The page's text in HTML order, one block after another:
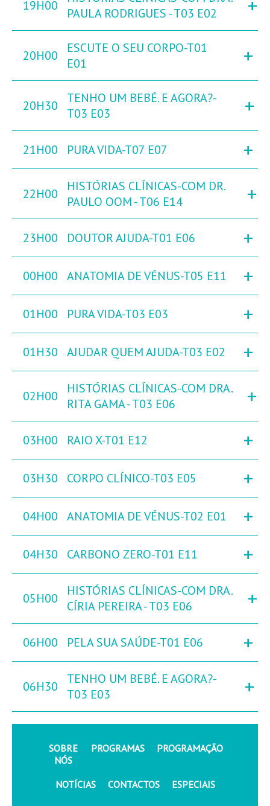
19H00
PAULA RODRIGUES - T03 E02
+
20H00
ESCUTE O SEU CORPO-T01
E01
+
20H30
TENHO UM BEBÉ. E AGORA?-
T03 E03
+
21H00 PURA VIDA-T07 E07 +
22H00
HISTÓRIAS CLÍNICAS-COM DR.
PAULO OOM - T06 E14
+
23H00 DOUTOR AJUDA-T01 E06 +
00H00 ANATOMIA DE VÉNUS-T05 E11 +
01H00 PURA VIDA-T03 E03 +
01H30 AJUDAR QUEM AJUDA-T03 E02 +
02H00
HISTÓRIAS CLÍNICAS-COM DRA.
RITA GAMA - T03 E06
+
03H00 RAIO X-T01 E12 +
03H30 CORPO CLÍNICO-T03 E05 +
04H00 ANATOMIA DE VÉNUS-T02 E01 +
04H30 CARBONO ZERO-T01 E11 +
05H00
HISTÓRIAS CLÍNICAS-COM DRA.
CÍRIA PEREIRA - T03 E06
+
06H00 PELA SUA SAÚDE-T01 E06 +
06H30
TENHO UM BEBÉ. E AGORA?-
T03 E03
+
SOBRE
NÓS
PROGRAMAS PROGRAMAÇÃO
NOTÍCIAS CONTACTOS ESPECIAIS